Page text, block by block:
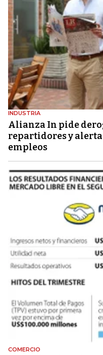
INDUSTRIA
Alianza In pide
repartidores y
empleos
COMERCIO